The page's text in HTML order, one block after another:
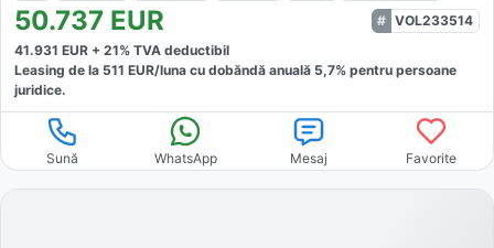
50.737 EUR
VOL233514
41.931 EUR + 21% TVA deductibil
Leasing de la 511 EUR/luna cu dobăndă anuală 5,7% pentru persoane
juridice.
Sună WhatsApp Mesaj Favorite